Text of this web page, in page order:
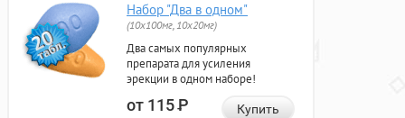
Набор "Два в одном"
(10x100мг, 10x20мг)
Два самых популярных
препарата для усиления
эрекции в одном наборе!
от 115Р Купить